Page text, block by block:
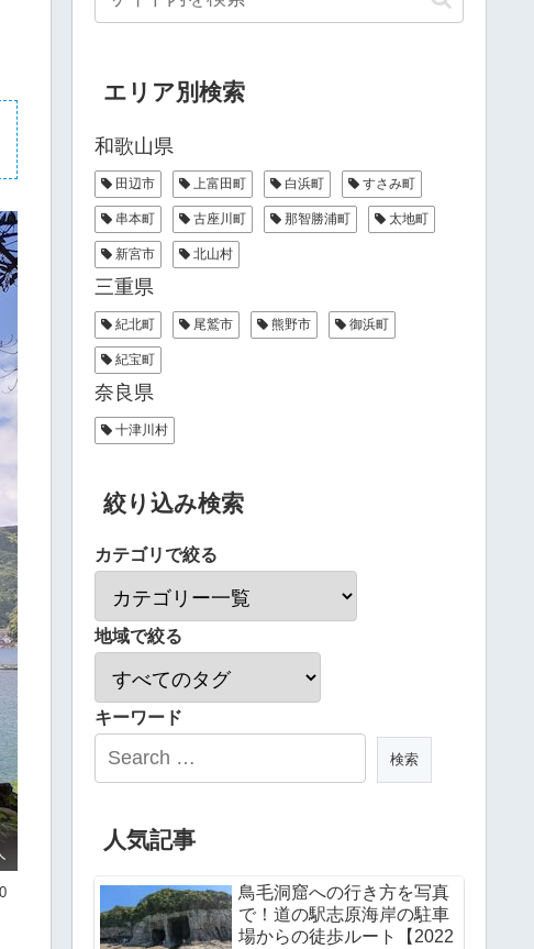
エリア別検索
和歌山県
田辺市 上富田町 白浜町 すさみ町
串本町 古座川町 那智勝浦町 太地町
新宮市 北山村
三重県
紀北町 尾鷲市 熊野市 御浜町
紀宝町
奈良県
十津川村
絞り込み検索
カテゴリで絞る
地域で絞る
キーワード
人気記事
鳥毛洞窟への行き方を写真
で！道の駅志原海岸の駐車
場からの徒歩ルート【2022